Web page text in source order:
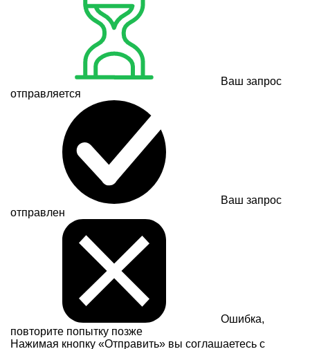
Ваш запрос
отправляется
Ваш запрос
отправлен
Ошибка,
повторите попытку позже
Нажимая кнопку «Отправить» вы соглашаетесь с